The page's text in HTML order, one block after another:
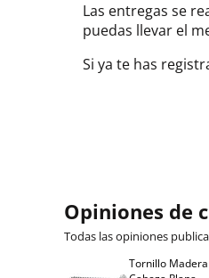
Las entregas se
puedas llevar el
Si ya te has
Opiniones de
Todas las opiniones
Tornillo Madera